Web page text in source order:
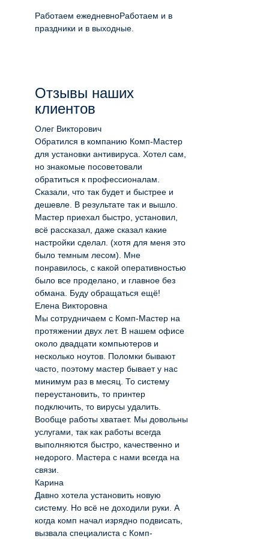
Работаем ежедневноРаботаем и в
праздники и в выходные.
Отзывы наших
клиентов
Олег Викторович
Обратился в компанию Комп-Мастер
для установки антивируса. Хотел сам,
но знакомые посоветовали
обратиться к профессионалам.
Сказали, что так будет и быстрее и
дешевле. В результате так и вышло.
Мастер приехал быстро, установил,
всё рассказал, даже сказал какие
настройки сделал. (хотя для меня это
было темным лесом). Мне
понравилось, с какой оперативностью
было все проделано, и главное без
обмана. Буду обращаться ещё!
Елена Викторовна
Мы сотрудничаем с Комп-Мастер на
протяжении двух лет. В нашем офисе
около двадцати компьютеров и
несколько ноутов. Поломки бывают
часто, поэтому мастер бывает у нас
минимум раз в месяц. То систему
переустановить, то принтер
подключить, то вирусы удалить.
Вообще работы хватает. Мы довольны
услугами, так как работы всегда
выполняются быстро, качественно и
недорого. Мастера с нами всегда на
связи.
Карина
Давно хотела установить новую
систему. Но всё не доходили руки. А
когда комп начал изрядно подвисать,
вызвала специалиста с Комп-